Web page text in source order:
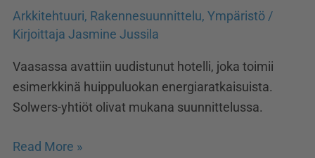
Arkkitehtuuri, Rakennesuunnittelu, Ympäristö /
Kirjoittaja Jasmine Jussila
Vaasassa avattiin uudistunut hotelli, joka toimii
esimerkkinä huippuluokan energiaratkaisuista.
Solwers-yhtiöt olivat mukana suunnittelussa.
Read More »